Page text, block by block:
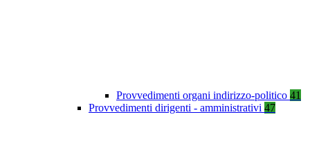
Provvedimenti organi indirizzo-politico 41
Provvedimenti dirigenti - amministrativi 47